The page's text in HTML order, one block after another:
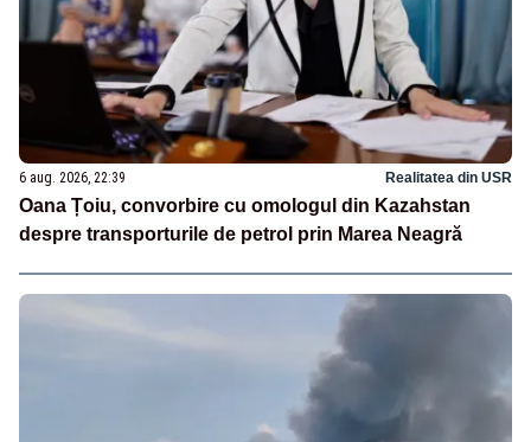
6 aug. 2026, 22:39 Realitatea din USR
Oana Țoiu, convorbire cu omologul din Kazahstan
despre transporturile de petrol prin Marea Neagră